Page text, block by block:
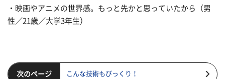
・映画やアニメの世界感。もっと先かと思っていたから（男
性／21歳／大学3年生）
次のページ こんな技術もびっくり！